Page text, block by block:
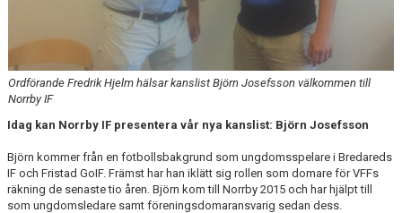
Ordförande Fredrik Hjelm hälsar kanslist Björn Josefsson välkommen till
Norrby IF
Idag kan Norrby IF presentera vår nya kanslist: Björn Josefsson
Björn kommer från en fotbollsbakgrund som ungdomsspelare i Bredareds
IF och Fristad GoIF. Främst har han iklätt sig rollen som domare för VFFs
räkning de senaste tio åren. Björn kom till Norrby 2015 och har hjälpt till
som ungdomsledare samt föreningsdomaransvarig sedan dess.